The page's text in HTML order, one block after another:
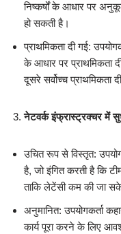
निष्कर्षों के आधार पर
हो सकती है।
प्राथमिकता दी गई:
के आधार पर प्राथमिकता
दूसरे सर्वोच्च प्राथमिकता
नेटवर्क इंफ्रास्ट्रक्चर में
उचित रूप से विस्तृत:
है, जो इंगित करती है कि
ताकि लेटेंसी कम की जा
अनुमानित: उपयोगकर्ता
कार्य पूरा करने के लिए